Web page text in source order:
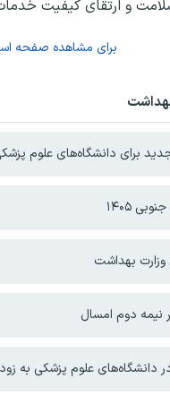
و ارتقای کیفیت
برای مشاهده صفحه
۱۴۰۵
وزارت بهداشت
نیمه دوم امسال
دانشگاه‌های علوم پزشکی به